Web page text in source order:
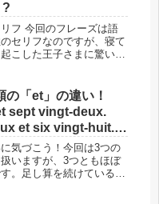
?
フ 今回のフレーズは語
セリフなのですが、寝て
こした王子さまに驚い
ことです。親しい間柄で
」の用法や、動詞の活用
の「et」の違い！
sept vingt-deux.
et six vingt-huit.
et cinq trente et un.
気づこう！今回は3つの
いますが、3つともほぼ
。足し算を続けている場